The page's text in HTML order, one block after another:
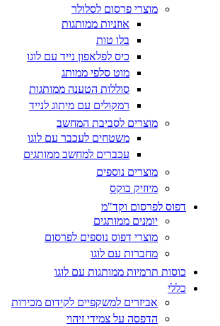
מוצרי פרסום לסלולר
אוזניות ממותגות
בלו טות
כיס לפלאפון נייד עם לוגו
מוט סלפי ממותג
סוללות הטענה ממותגות
רמקולים עם מיתוג לנייד
מוצרים לסביבת המחשב
משטחים לעכבר עם לוגו
עכברים למחשב ממותגים
מוצרים נוספים
מיוזיק בוקס
דפוס לפרסום וקד"מ
יומנים ממותגים
מוצרי דפוס נוספים לפרסום
מחברות עם לוגו
כוסות תרמיות ממותגות עם לוגו
כללי
אביזרים למשקפיים לקידום מכירות
הדפסה על צמידי זיהוי